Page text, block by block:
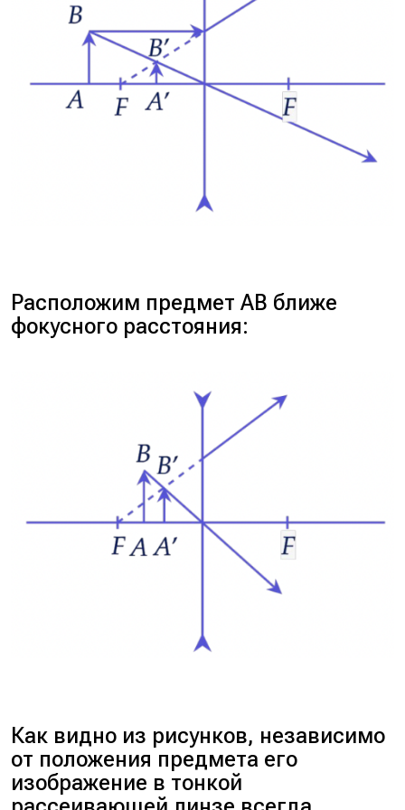
Расположим предмет AB ближе
фокусного расстояния:
Как видно из рисунков, независимо
от положения предмета его
изображение в тонкой